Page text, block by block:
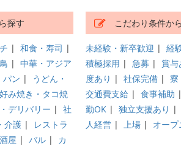
探す
| 和食・寿司 |
| 中華・アジア
パン |
うどん・
み焼き・タコ焼
デリバリー | 社
介護 |
レストラ
屋 | バル | カ
こだわり条件か
未経験・新卒歓迎 | 経
積極採用 | 急募 | 賞与
度あり | 社保完備| 寮
交通費支給 | 食事補助 |
勤OK| 独立支援あり |
人経営| 上場| オー